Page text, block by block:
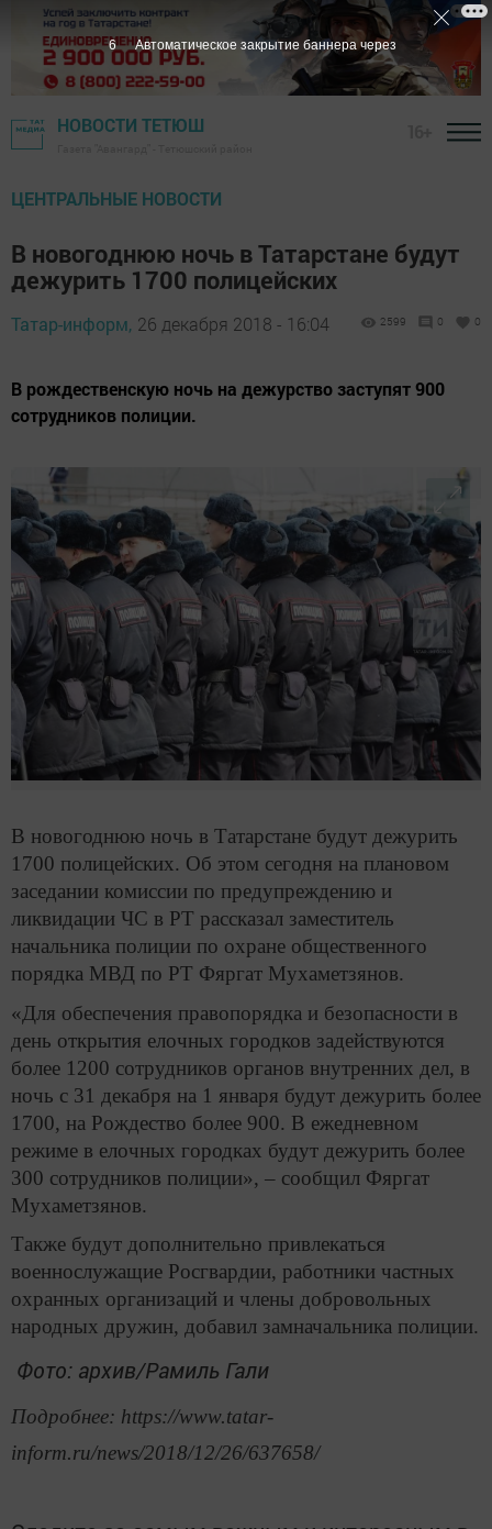
НОВОСТИ ТЕТЮШ
ЦЕНТРАЛЬНЫЕ НОВОСТИ
В новогоднюю ночь в Татарстане будут
дежурить 1700 полицейских
Татар-информ, 26 декабря 2018 - 16:04 2599 0 0
В рождественскую ночь на дежурство заступят 900
сотрудников полиции.
В новогоднюю ночь в Татарстане будут дежурить
1700 полицейских. Об этом сегодня на плановом
заседании комиссии по предупреждению и
ликвидации ЧС в РТ рассказал заместитель
начальника полиции по охране общественного
порядка МВД по РТ Фяргат Мухаметзянов.
«Для обеспечения правопорядка и безопасности в
день открытия елочных городков задействуются
более 1200 сотрудников органов внутренних дел, в
ночь с 31 декабря на 1 января будут дежурить более
1700, на Рождество более 900. В ежедневном
режиме в елочных городках будут дежурить более
300 сотрудников полиции», – сообщил Фяргат
Мухаметзянов.
Также будут дополнительно привлекаться
военнослужащие Росгвардии, работники частных
охранных организаций и члены добровольных
народных дружин, добавил замначальника полиции.
Фото: архив/Рамиль Гали
Подробнее: https://www.tatar-
inform.ru/news/2018/12/26/637658/
5 Автоматическое закрытие баннера через